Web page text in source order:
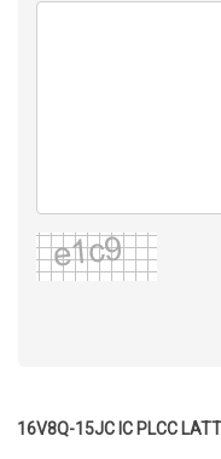
16V8Q-15JC IC PLCC